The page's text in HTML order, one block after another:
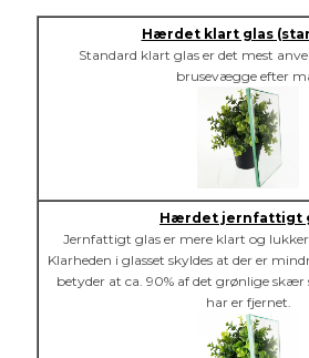
Hærdet klart glas
Standard klart glas er det mest
brusevægge efter
Hærdet jernfattigt
Jernfattigt glas er mere klart og
Klarheden i glasset skyldes at der er
betyder at ca. 90% af det grønlige
har er fjernet.